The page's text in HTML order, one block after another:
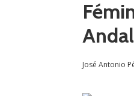
José Antonio